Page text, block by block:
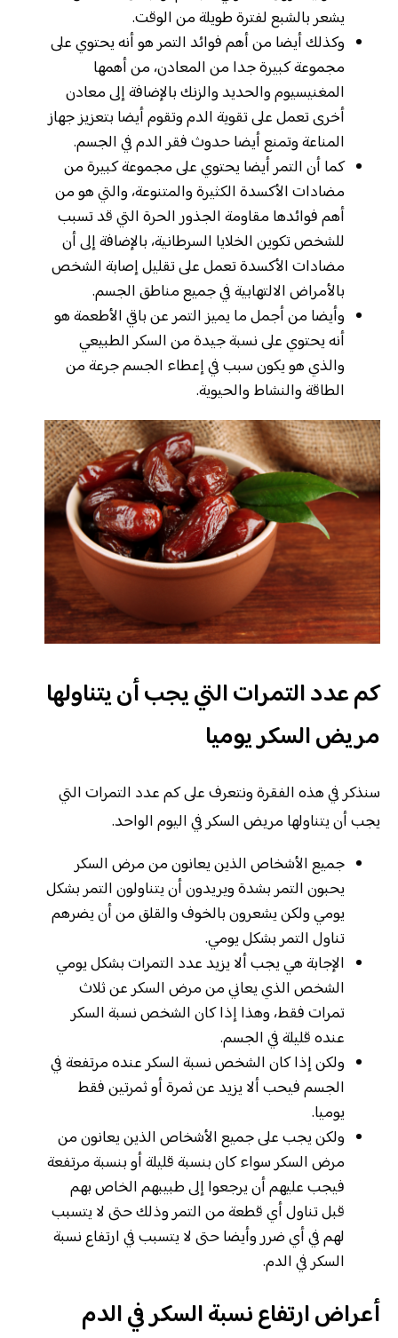
يشعر بالشبع لفترة طويلة من الوقت.
وكذلك أيضا من أهم فوائد التمر هو أنه يحتوي على
مجموعة كبيرة جدا من المعادن، من أهمها
المغنيسيوم والحديد والزنك بالإضافة إلى معادن
أخرى تعمل على تقوية الدم وتقوم أيضا بتعزيز جهاز
المناعة وتمنع أيضا حدوث فقر الدم في الجسم.
كما أن التمر أيضا يحتوي على مجموعة كبيرة من
مضادات الأكسدة الكثيرة والمتنوعة، والتي هو من
أهم فوائدها مقاومة الجذور الحرة التي قد تسبب
للشخص تكوين الخلايا السرطانية، بالإضافة إلى أن
مضادات الأكسدة تعمل على تقليل إصابة الشخص
بالأمراض الالتهابية في جميع مناطق الجسم.
وأيضا من أجمل ما يميز التمر عن باقي الأطعمة هو
أنه يحتوي على نسبة جيدة من السكر الطبيعي
والذي هو يكون سبب في إعطاء الجسم جرعة من
الطاقة والنشاط والحيوية.
كم عدد التمرات التي يجب أن يتناولها
مريض السكر يوميا
سنذكر في هذه الفقرة ونتعرف على كم عدد التمرات التي
يجب أن يتناولها مريض السكر في اليوم الواحد.
جميع الأشخاص الذين يعانون من مرض السكر
يحبون التمر بشدة ويريدون أن يتناولون التمر بشكل
يومي ولكن يشعرون بالخوف والقلق من أن يضرهم
تناول التمر بشكل يومي.
الإجابة هي يجب ألا يزيد عدد التمرات بشكل يومي
الشخص الذي يعاني من مرض السكر عن ثلاث
تمرات فقط، وهذا إذا كان الشخص نسبة السكر
عنده قليلة في الجسم.
ولكن إذا كان الشخص نسبة السكر عنده مرتفعة في
الجسم فيحب ألا يزيد عن ثمرة أو ثمرتين فقط
يوميا.
ولكن يجب على جميع الأشخاص الذين يعانون من
مرض السكر سواء كان بنسبة قليلة أو بنسبة مرتفعة
فيجب عليهم أن يرجعوا إلى طبيبهم الخاص بهم
قبل تناول أي قطعة من التمر وذلك حتى لا يتسبب
لهم في أي ضرر وأيضا حتى لا يتسبب في ارتفاع نسبة
السكر في الدم.
أعراض ارتفاع نسبة السكر في الدم